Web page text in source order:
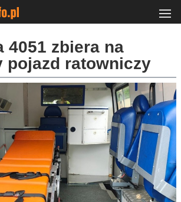
4051 zbiera na
pojazd ratowniczy